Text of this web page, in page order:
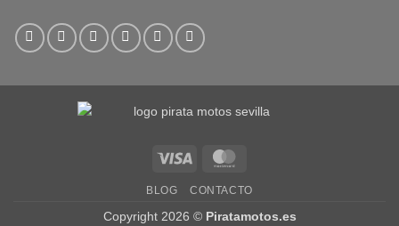
Visa
BLOG CONTACTO
Copyright 2026 © Piratamotos.es